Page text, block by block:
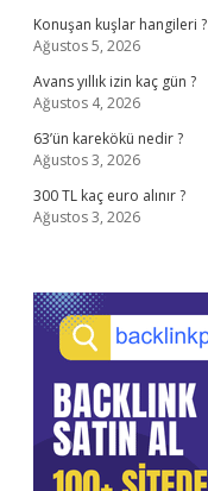
Konuşan kuşlar hangileri ?
Ağustos 5, 2026
Avans yıllık izin kaç gün ?
Ağustos 4, 2026
63’ün karekökü nedir ?
Ağustos 3, 2026
300 TL kaç euro alınır ?
Ağustos 3, 2026